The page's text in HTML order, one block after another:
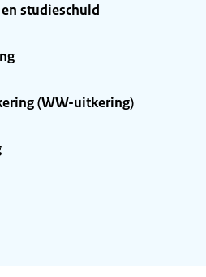
studieschuld
(WW-uitkering)